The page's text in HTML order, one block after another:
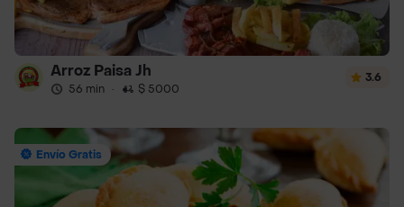
Arroz Paisa Jh
56 min · $ 5000
3.6
Envío Gratis